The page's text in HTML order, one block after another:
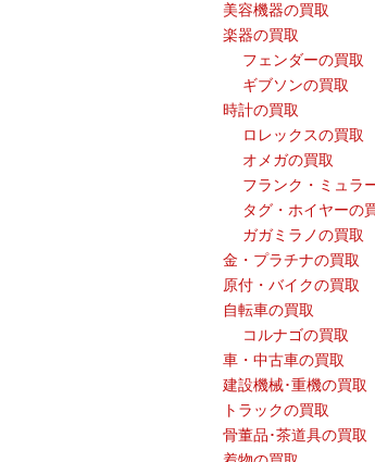
美容機器の買取
楽器の買取
フェンダーの買取
ギブソンの買取
時計の買取
ロレックスの買取
オメガの買取
フランク・ミュラ
タグ・ホイヤーの
ガガミラノの買取
金・プラチナの買取
原付・バイクの買取
自転車の買取
コルナゴの買取
車・中古車の買取
建設機械･重機の買取
トラックの買取
骨董品･茶道具の買取